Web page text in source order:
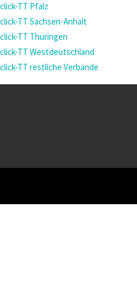
click-TT Pfalz
click-TT Sachsen-Anhalt
click-TT Thüringen
click-TT Westdeutschland
click-TT restliche Verbände